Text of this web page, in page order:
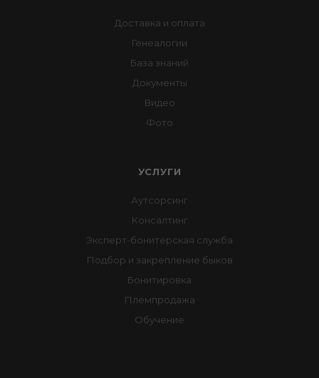
Доставка и оплата
Генеалогии
База знаний
Документы
Видео
Фото
УСЛУГИ
Аутсорсинг
Консалтинг
Эксперт-бонитерская служба
Подбор и закрепление быков
Бонитировка
Племпродажа
Обучение